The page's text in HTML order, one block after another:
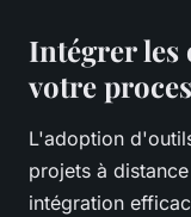
Intégrer les
votre
L'adoption
projets à
intégration